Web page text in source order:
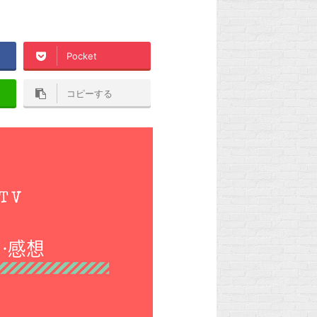
Pocket
コピーする